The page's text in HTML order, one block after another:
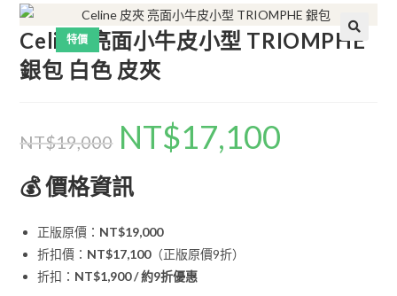
特價
🔍
Celine 亮面小牛皮小型 TRIOMPHE
銀包 白色 皮夾
NT$19,000 NT$17,100
💰價格資訊
正版原價： NT$19,000
折扣價： NT$17,100（正版原價9折）
折扣： NT$1,900 / 約9折優惠